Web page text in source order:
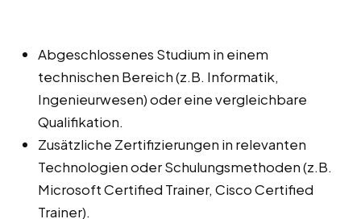
Abgeschlossenes Studium in einem
technischen Bereich (z.B. Informatik,
Ingenieurwesen) oder eine vergleichbare
Qualifikation.
Zusätzliche Zertifizierungen in relevanten
Technologien oder Schulungsmethoden (z.B.
Microsoft Certified Trainer, Cisco Certified
Trainer).